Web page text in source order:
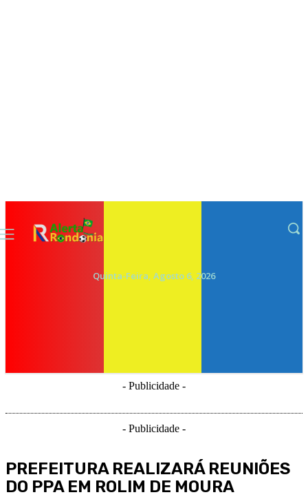
Quinta-Feira, Agosto 6, 2026
- Publicidade -
- Publicidade -
PREFEITURA REALIZARÁ REUNIÕES
DO PPA EM ROLIM DE MOURA